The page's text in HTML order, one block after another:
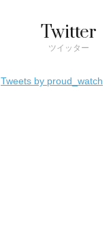
Twitter
ツイッター
Tweets by proud_watch